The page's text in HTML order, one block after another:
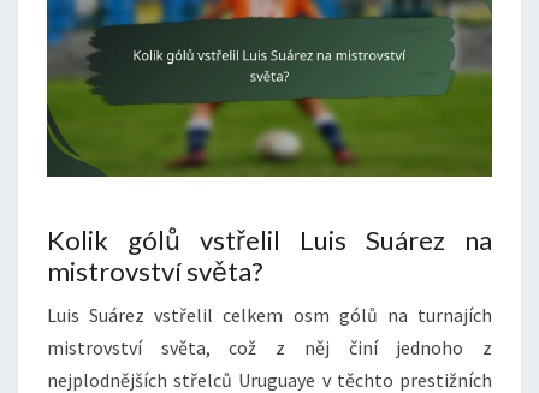
Kolik gólů vstřelil Luis Suárez na
mistrovství světa?
Luis Suárez vstřelil celkem osm gólů na turnajích
mistrovství světa, což z něj činí jednoho z
nejplodnějších střelců Uruguaye v těchto prestižních